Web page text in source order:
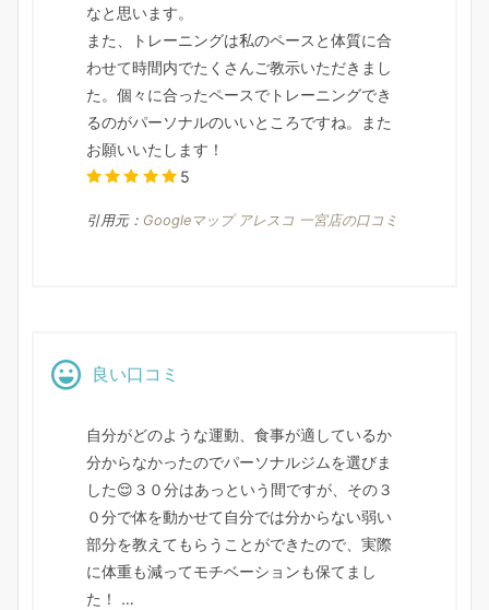
なと思います。
また、トレーニングは私のペースと体質に合
わせて時間内でたくさんご教示いただきまし
た。個々に合ったペースでトレーニングでき
るのがパーソナルのいいところですね。また
お願いいたします！
5
引用元： Googleマップ アレスコ 一宮店の口コミ
良い口コミ
自分がどのような運動、食事が適しているか
分からなかったのでパーソナルジムを選びま
した😌３０分はあっという間ですが、その３
０分で体を動かせて自分では分からない弱い
部分を教えてもらうことができたので、実際
に体重も減ってモチベーションも保てまし
た！ …